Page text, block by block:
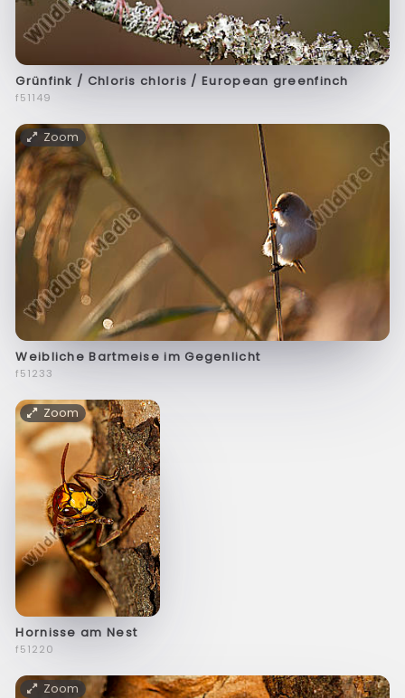
Grünfink / Chloris chloris / European greenfinch
f51149
Zoom
Weibliche Bartmeise im Gegenlicht
f51233
Zoom
Hornisse am Nest
f51220
Zoom